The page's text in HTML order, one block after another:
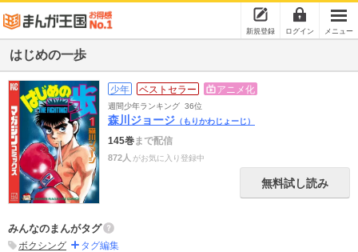
新規登録 ログイン メニュー
はじめの一歩
少年 ベストセラー アニメ化
週間少年ランキング 36位
森川ジョージ （もりかわじょーじ）
145巻まで配信
872人 がお気に入り登録中
無料試し読み
みんなのまんがタグ
ボクシング タグ編集